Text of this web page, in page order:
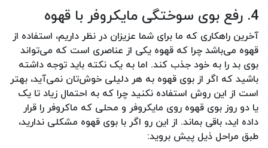
4. رفع بوی سوختگی مایکروفر با قهوه
آخرین راهکاری که ما برای شما عزیزان در نظر داریم، استفاده از
قهوه می‌باشد چرا که قهوه یکی از عناصری است که می‌تواند
بوی بد را به خود جذب کند. اما به یک نکته باید توجه داشته
باشید که اگر از بوی قهوه به هر دلیلی خوش‌تان نمی‌آید، بهتر
است از این روش استفاده نکنید چرا که به احتمال زیاد تا یک
یا دو روز بوی قهوه روی مایکروفر و محلی که ماکروفر را قرار
داده اید، باقی بماند. از این رو اگر با بوی قهوه مشکلی ندارید،
طبق مراحل ذیل پیش بروید: